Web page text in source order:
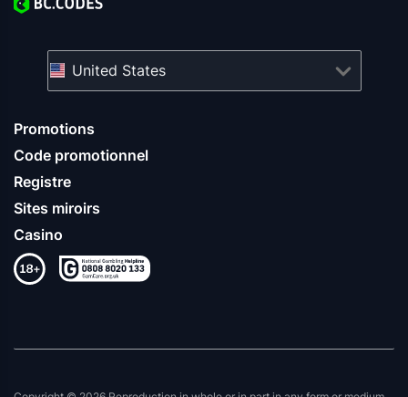
Promotions
Code promotionnel
Registre
Sites miroirs
Casino
United States